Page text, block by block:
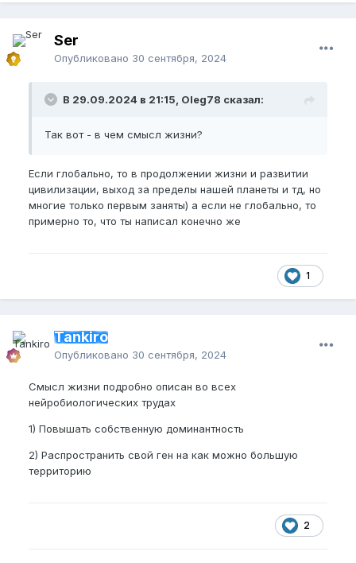
Ser
Опубликовано 30 сентября, 2024
В 29.09.2024 в 21:15, Oleg78 сказал:
Так вот - в чем смысл жизни?
Если глобально, то в продолжении жизни и развитии
цивилизации, выход за пределы нашей планеты и тд, но
многие только первым заняты) а если не глобально, то
примерно то, что ты написал конечно же
1
Tankiro
Опубликовано 30 сентября, 2024
Смысл жизни подробно описан во всех
нейробиологических трудах
1) Повышать собственную доминантность
2) Распространить свой ген на как можно большую
территорию
2